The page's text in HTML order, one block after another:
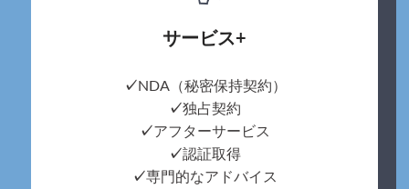
サービス+
✓NDA（秘密保持契約）
✓独占契約
✓アフターサービス
✓認証取得
✓専門的なアドバイス